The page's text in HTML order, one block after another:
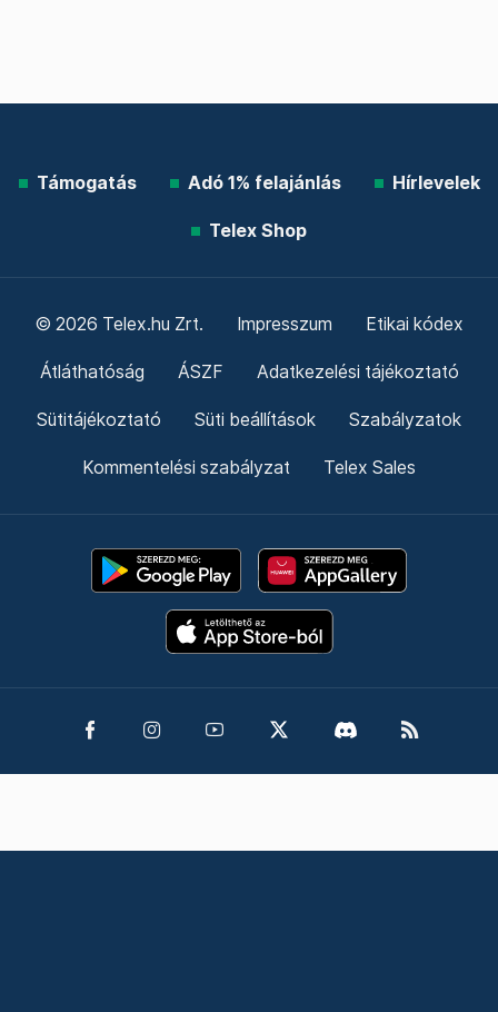
Támogatás Adó 1% felajánlás Hírlevelek
Telex Shop
© 2026 Telex.hu Zrt. Impresszum Etikai kódex
Átláthatóság ÁSZF Adatkezelési tájékoztató
Sütitájékoztató Süti beállítások Szabályzatok
Kommentelési szabályzat Telex Sales